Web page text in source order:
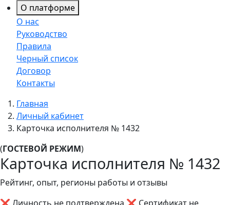
О платформе
О нас
Руководство
Правила
Черный список
Договор
Контакты
Главная
Личный кабинет
Карточка исполнителя № 1432
(ГОСТЕВОЙ РЕЖИМ)
Карточка исполнителя № 1432
Рейтинг, опыт, регионы работы и отзывы